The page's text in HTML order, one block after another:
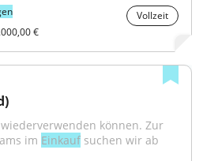
Vollzeit
€
können. Zur
im Einkauf suchen wir ab